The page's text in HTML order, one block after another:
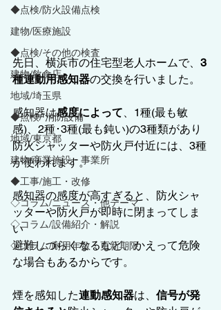
◆点検/防火設備点検
建物/医療施設
◆点検/その他の検査
建物/飲食店
地域/埼玉県
◆点検/ 消防設備
地域/東京都
建物/商業施設・事業所
◆工事/施工・改修
◇コラム/ニュース・他テーマ
◇コラム/設備紹介・解説
◇コラム/耐用年数・更新期限
先日、横浜市の住宅型老人ホームで、 3
種連動用感知器の交換を行いました。
感知器は感度によって、1種(最も敏
感)、2種･3種(最も鈍い)の3種類があり
防火シャッターや防火戸付近には、3種
が使われます。
感知器の感度が高すぎると、防火シャ
ッターや防火戸が即時に閉まってしま
い
避難しづらくなるなど、かえって危険
な場合もあるからです。
煙を感知した連動感知器は、 信号が発